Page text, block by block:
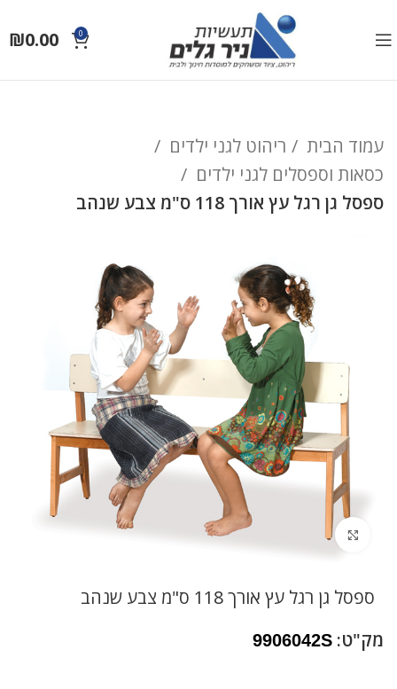
0
₪0.00
עמוד הבית
ריהוט לגני ילדים
כסאות וספסלים לגני ילדים
ספסל גן רגל עץ אורך 118 ס"מ צבע שנהב
לחץ להגדלה
ספסל גן רגל עץ אורך 118 ס"מ צבע שנהב
מק"ט: 9906042S